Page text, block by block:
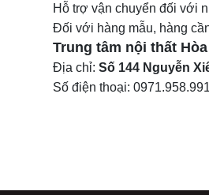
Hỗ trợ vận chuyển đối với
Đối với hàng mẫu, hàng
Trung tâm nội thất
Địa chỉ: Số 144 Nguyễn
Số điện thoại: 0971.958.991